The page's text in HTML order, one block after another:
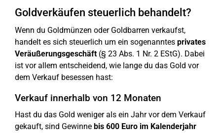
Goldverkäufen steuerlich behandelt?
Wenn du Goldmünzen oder Goldbarren verkaufst,
handelt es sich steuerlich um ein sogenanntes privates
Veräußerungsgeschäft(§ 23 Abs. 1 Nr. 2 EStG). Dabei
ist vor allem entscheidend, wie lange du das Gold vor
dem Verkauf besessen hast:
Verkauf innerhalb von 12 Monaten
Hast du das Gold weniger als ein Jahr vor dem Verkauf
gekauft, sind Gewinne bis 600 Euro im Kalenderjahr